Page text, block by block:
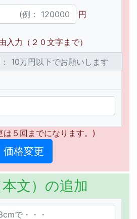
円
入力（２０文字まで）
は５回までになります。)
文）の追加